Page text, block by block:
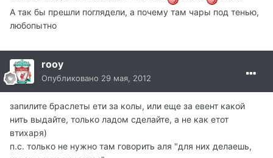
А так бы прешли поглядели, а почему там чары под тенью,
любопытно
rooy
Опубликовано 29 мая, 2012
запилите браслеты ети за колы, или еще за евент какой
нить выдайте, только ладом сделайте, а не как етот
втихаря)
п.с. только не нужно там говорить аля "для них делаешь,